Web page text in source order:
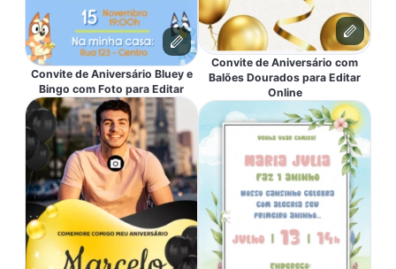
Convite de Aniversário Bluey e
Bingo com Foto para Editar
Convite de Aniversário com
Balões Dourados para Editar
Online